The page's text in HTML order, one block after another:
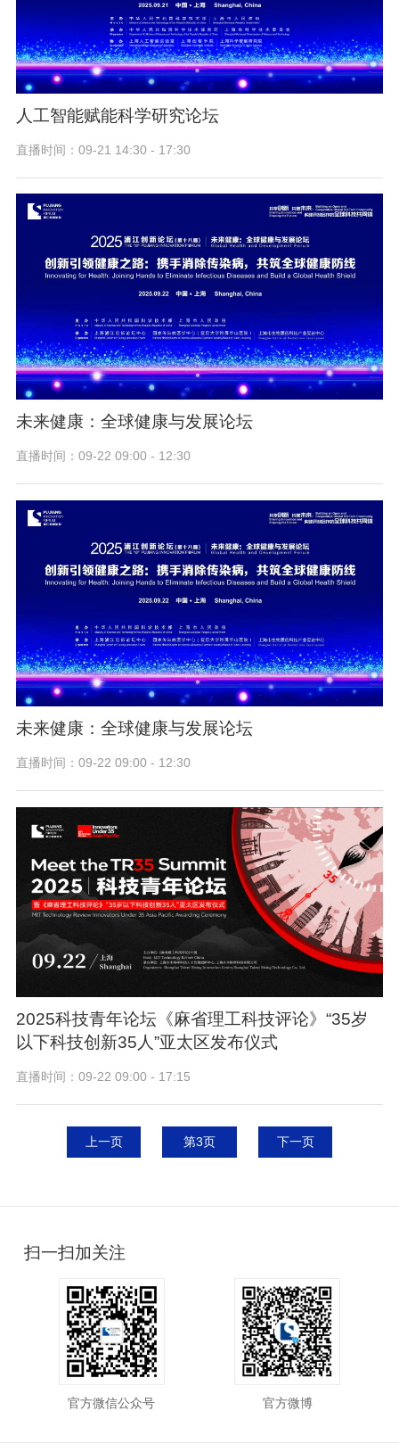
人工智能赋能科学研究论坛
直播时间：09-21 14:30 - 17:30
未来健康：全球健康与发展论坛
直播时间：09-22 09:00 - 12:30
未来健康：全球健康与发展论坛
直播时间：09-22 09:00 - 12:30
2025科技青年论坛《麻省理工科技评论》“35岁
以下科技创新35人”亚太区发布仪式
直播时间：09-22 09:00 - 17:15
上一页 第3页 下一页
扫一扫加关注
官方微信公众号 官方微博